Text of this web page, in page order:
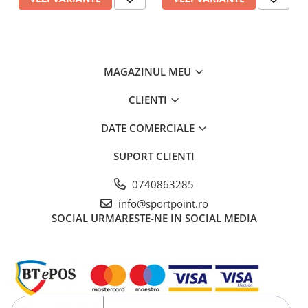
MAGAZINUL MEU
CLIENTI
DATE COMERCIALE
SUPORT CLIENTI
0740863285
info@sportpoint.ro
SOCIAL URMARESTE-NE IN SOCIAL MEDIA